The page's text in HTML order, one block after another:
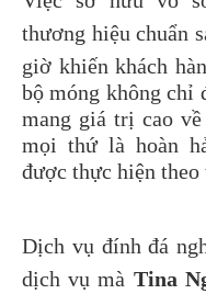
thương hiệu chuẩn
giờ khiến khách
bộ móng không chỉ
mang giá trị cao
mọi thứ là hoàn
được thực hiện
Dịch vụ đính đá
dịch vụ mà Tina